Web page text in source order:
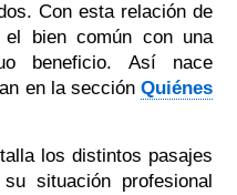
Con esta relación de
el bien común con una
beneficio. Así nace
en la secciónQuiénes
los distintos pasajes
situación profesional